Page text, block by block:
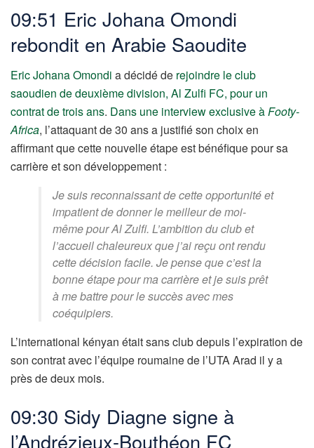
09:51 Eric Johana Omondi
rebondit en Arabie Saoudite
Eric Johana Omondi a décidé de rejoindre le club
saoudien de deuxième division, Al Zulfi FC, pour un
contrat de trois ans. Dans une interview exclusive àFooty-
Africa, l’attaquant de 30 ans a justifié son choix en
affirmant que cette nouvelle étape est bénéfique pour sa
carrière et son développement :
Je suis reconnaissant de cette opportunité et
impatient de donner le meilleur de moi-
même pour Al Zulfi. L’ambition du club et
l’accueil chaleureux que j’ai reçu ont rendu
cette décision facile. Je pense que c’est la
bonne étape pour ma carrière et je suis prêt
à me battre pour le succès avec mes
coéquipiers.
L’international kényan était sans club depuis l’expiration de
son contrat avec l’équipe roumaine de l’UTA Arad il y a
près de deux mois.
09:30 Sidy Diagne signe à
l’Andrézieux-Bouthéon FC